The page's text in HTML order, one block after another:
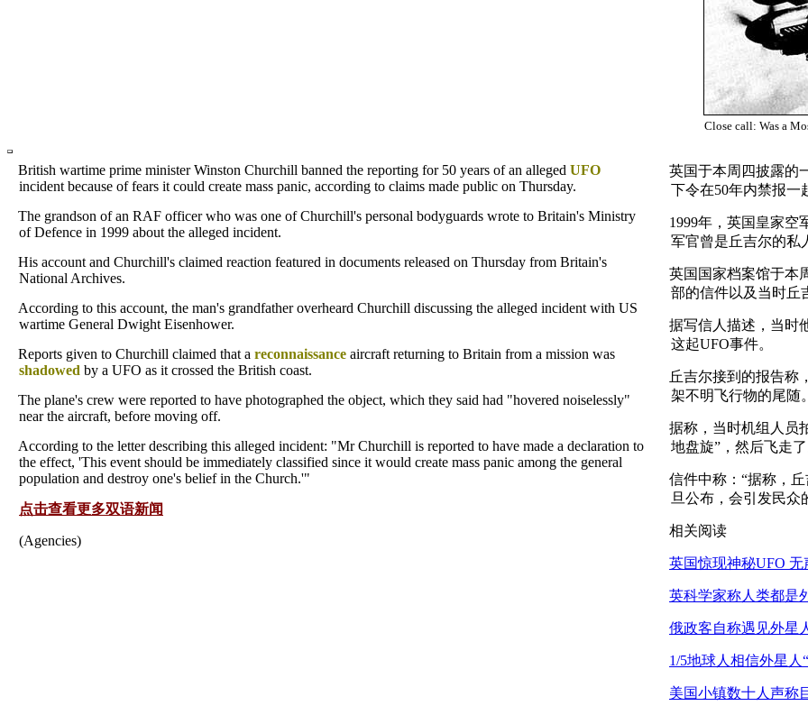
Close call: Was a
British wartime prime minister Winston Churchill banned the reporting for 50 years of an alleged UFO
incident because of fears it could create mass panic, according to claims made public on Thursday.
The grandson of an RAF officer who was one of Churchill's personal bodyguards wrote to Britain's Ministry
of Defence in 1999 about the alleged incident.
His account and Churchill's claimed reaction featured in documents released on Thursday from Britain's
National Archives.
According to this account, the man's grandfather overheard Churchill discussing the alleged incident with US
wartime General Dwight Eisenhower.
Reports given to Churchill claimed that a reconnaissanceaircraft returning to Britain from a mission was
shadowed by a UFO as it crossed the British coast.
The plane's crew were reported to have photographed the object, which they said had "hovered noiselessly"
near the aircraft, before moving off.
According to the letter describing this alleged incident: "Mr Churchill is reported to have made a declaration to
the effect, 'This event should be immediately classified since it would create mass panic among the general
population and destroy one's belief in the Church.'"
点击查看更多双语新闻
(Agencies)
英国于本周四披露的
下令在50年内禁报一
1999年，英国皇家空
军官曾是丘吉尔的私
英国国家档案馆于本
部的信件以及当时丘
据写信人描述，当时
这起UFO事件。
丘吉尔接到的报告称
架不明飞行物的尾随。
据称，当时机组人员
地盘旋”，然后飞走了
信件中称：“据称，
旦公布，会引发民众
相关阅读
英国惊现神秘UFO
英科学家称人类都是
俄政客自称遇见外星
1/5地球人相信外星人
美国小镇数十人声称